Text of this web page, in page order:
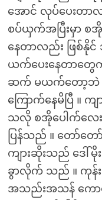
အောင် လုပ်ပေးတာ
စပ်ယှက်အပြီးမှာ
နေတာလည်း ဖြစ်နိုင်
ယက်ပေးနေတာတွေ
ဆက် မယက်တော့ဘဲ
ကြောက်နေမိပြီ ။ က
သလို စအိုပေါက်လေ
ပြန်သည် ။ တော်တ
ကျားဆိုးသည် ဒေါ်မို
ခွာလိုက် သည် ။ ကု
အသည်းအသန် ကောင်